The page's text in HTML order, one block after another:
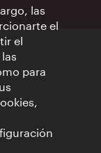
las
el
el
para